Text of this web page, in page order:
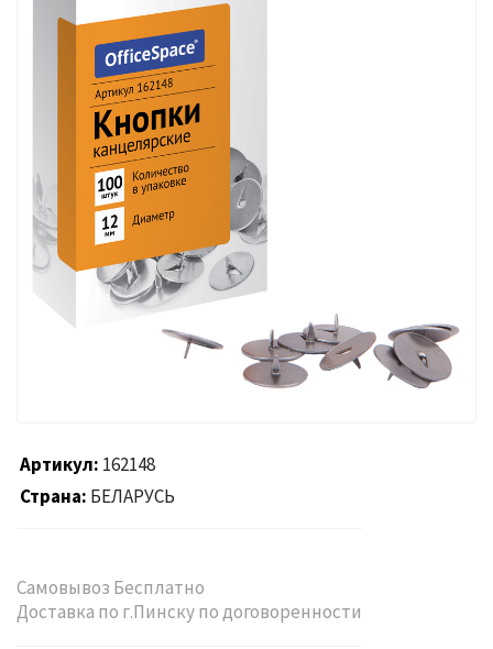
Артикул 162148
Страна БЕЛАРУСЬ
Самовывоз Бесплатно
Доставка по г.Пинску по договоренности